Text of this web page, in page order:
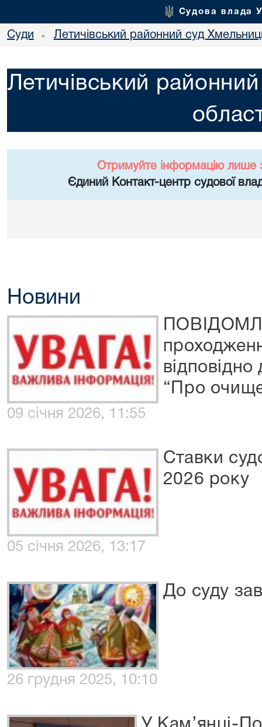
Судова влада
Суди • Летичівський районний суд
Летичівський
Отримуйте інформацію лише
Єдиний Контакт-центр судової
Новини
“Про
09 січня 2026, 11:55
Ставки
2026 року
05 січня 2026, 13:17
До суду
26 грудня 2025, 10:10